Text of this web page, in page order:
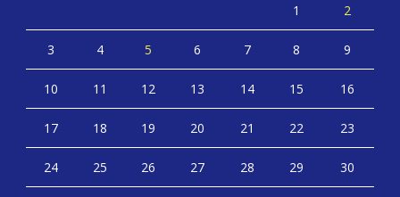
1 2
3 4 5 6 7 8 9
10 11 12 13 14 15 16
17 18 19 20 21 22 23
24 25 26 27 28 29 30